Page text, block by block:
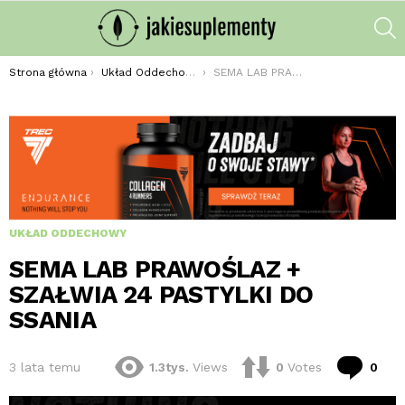
Jesteś tutaj:
Strona główna Układ Oddechowy SEMA LAB PRAWOŚLAZ + SZAŁWIA 24 PASTYLKI DO SSANIA
UKŁAD ODDECHOWY
SEMA LAB PRAWOŚLAZ +
SZAŁWIA 24 PASTYLKI DO
SSANIA
3 lata temu 1.3tys. Views 0 Votes 0